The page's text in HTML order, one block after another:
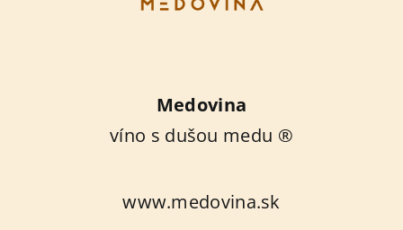
Medovina
víno s dušou medu ®
www.medovina.sk